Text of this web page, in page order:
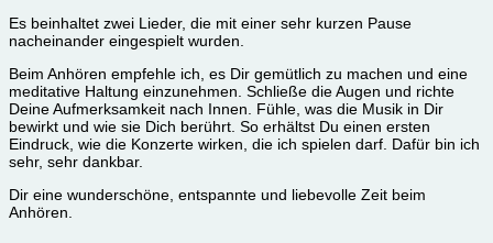
Es beinhaltet zwei Lieder, die mit einer sehr kurzen Pause
nacheinander eingespielt wurden.
Beim Anhören empfehle ich, es Dir gemütlich zu machen und eine
meditative Haltung einzunehmen. Schließe die Augen und richte
Deine Aufmerksamkeit nach Innen. Fühle, was die Musik in Dir
bewirkt und wie sie Dich berührt. So erhältst Du einen ersten
Eindruck, wie die Konzerte wirken, die ich spielen darf. Dafür bin ich
sehr, sehr dankbar.
Dir eine wunderschöne, entspannte und liebevolle Zeit beim
Anhören.